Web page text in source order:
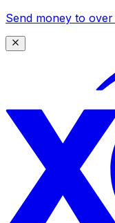
Send money to